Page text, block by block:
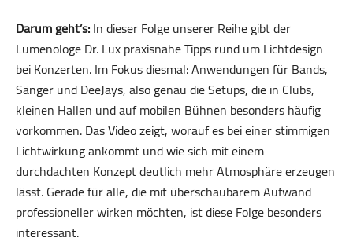
Darum geht’s:In dieser Folge unserer Reihe gibt der
Lumenologe Dr. Lux praxisnahe Tipps rund um Lichtdesign
bei Konzerten. Im Fokus diesmal: Anwendungen für Bands,
Sänger und DeeJays, also genau die Setups, die in Clubs,
kleinen Hallen und auf mobilen Bühnen besonders häufig
vorkommen. Das Video zeigt, worauf es bei einer stimmigen
Lichtwirkung ankommt und wie sich mit einem
durchdachten Konzept deutlich mehr Atmosphäre erzeugen
lässt. Gerade für alle, die mit überschaubarem Aufwand
professioneller wirken möchten, ist diese Folge besonders
interessant.